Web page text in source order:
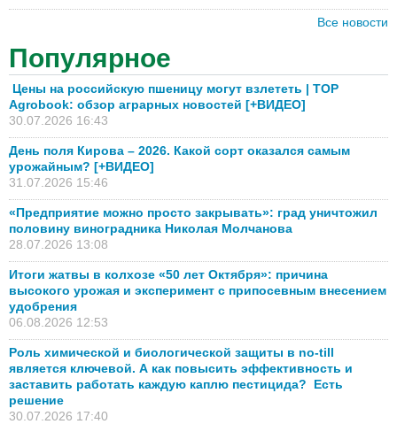
Все новости
Популярное
Цены на российскую пшеницу могут взлететь | TOP
Agrobook: обзор аграрных новостей [+ВИДЕО]
30.07.2026 16:43
День поля Кирова – 2026. Какой сорт оказался самым
урожайным? [+ВИДЕО]
31.07.2026 15:46
«Предприятие можно просто закрывать»: град уничтожил
половину виноградника Николая Молчанова
28.07.2026 13:08
Итоги жатвы в колхозе «50 лет Октября»: причина
высокого урожая и эксперимент с припосевным внесением
удобрения
06.08.2026 12:53
Роль химической и биологической защиты в no-till
является ключевой. А как повысить эффективность и
заставить работать каждую каплю пестицида? Есть
решение
30.07.2026 17:40